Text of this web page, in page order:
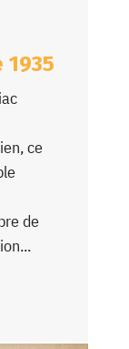
1935
ce
de